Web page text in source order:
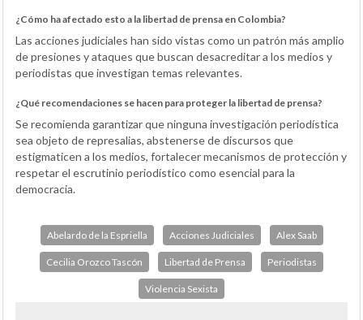
¿Cómo ha afectado esto a la libertad de prensa en Colombia?
Las acciones judiciales han sido vistas como un patrón más amplio
de presiones y ataques que buscan desacreditar a los medios y
periodistas que investigan temas relevantes.
¿Qué recomendaciones se hacen para proteger la libertad de prensa?
Se recomienda garantizar que ninguna investigación periodística
sea objeto de represalias, abstenerse de discursos que
estigmaticen a los medios, fortalecer mecanismos de protección y
respetar el escrutinio periodístico como esencial para la
democracia.
Abelardo de la Espriella Acciones Judiciales Alex Saab
Cecilia Orozco Tascón Libertad de Prensa Periodistas
Violencia Sexista